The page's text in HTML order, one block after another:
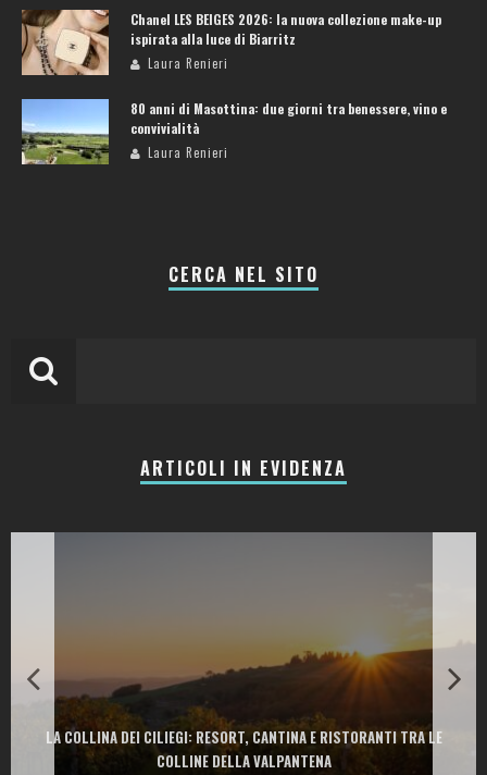
Chanel LES BEIGES 2026: la nuova collezione make-up
ispirata alla luce di Biarritz
Laura Renieri
80 anni di Masottina: due giorni tra benessere, vino e
convivialità
Laura Renieri
CERCA NEL SITO
ARTICOLI IN EVIDENZA
LA COLLINA DEI CILIEGI: RESORT, CANTINA E RISTORANTI TRA LE
COLLINE DELLA VALPANTENA